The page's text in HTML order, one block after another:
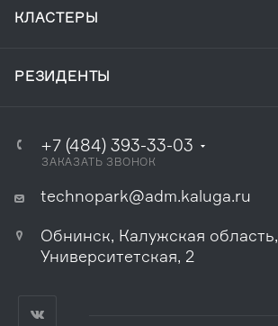
КЛАСТЕРЫ
РЕЗИДЕНТЫ
+7 (484) 393-33-03
ЗАКАЗАТЬ ЗВОНОК
technopark@adm.kaluga.ru
Обнинск, Калужская область,
Университетская, 2